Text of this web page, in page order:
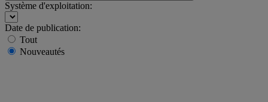
Système d'exploitation:
Date de publication:
Tout
Nouveautés